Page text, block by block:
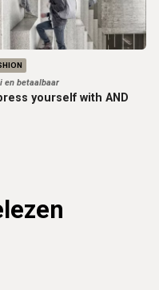
en betaalbaar
yourself with AND